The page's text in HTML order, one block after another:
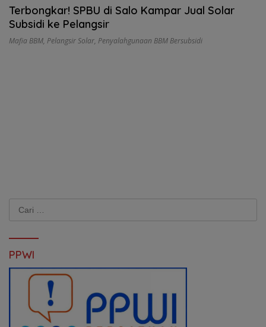
Terbongkar! SPBU di Salo Kampar Jual Solar
Subsidi ke Pelangsir
Mafia BBM, Pelangsir Solar, Penyalahgunaan BBM Bersubsidi
PPWI